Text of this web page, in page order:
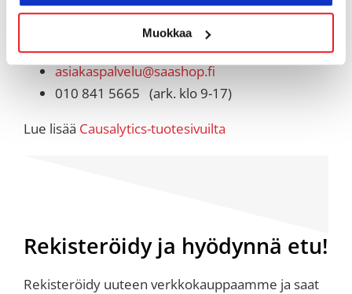
Muokkaa
tai pyytää tarjouksen niin ole yhteydessä
asiakaspalveluumme.
asiakaspalvelu@saashop.fi
010 841 5665 (ark. klo 9-17)
Lue lisää Causalytics-tuotesivuilta
Rekisteröidy ja hyödynnä etu!
Rekisteröidy uuteen verkkokauppaamme ja saat